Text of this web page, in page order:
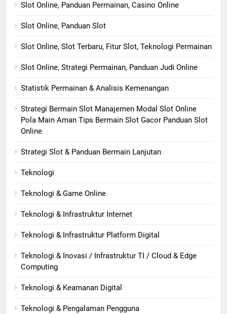
Slot Online, Panduan Permainan, Casino Online
Slot Online, Panduan Slot
Slot Online, Slot Terbaru, Fitur Slot, Teknologi Permainan
Slot Online, Strategi Permainan, Panduan Judi Online
Statistik Permainan & Analisis Kemenangan
Strategi Bermain Slot Manajemen Modal Slot Online
Pola Main Aman Tips Bermain Slot Gacor Panduan Slot
Online
Strategi Slot & Panduan Bermain Lanjutan
Teknologi
Teknologi & Game Online
Teknologi & Infrastruktur Internet
Teknologi & Infrastruktur Platform Digital
Teknologi & Inovasi / Infrastruktur TI / Cloud & Edge
Computing
Teknologi & Keamanan Digital
Teknologi & Pengalaman Pengguna